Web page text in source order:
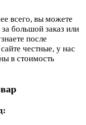
всего, вы можете
большой заказ или
после
честные, у нас
в стоимость